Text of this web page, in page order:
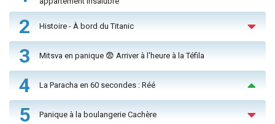
2 Histoire - À bord du Titanic
3 Mitsva en panique 😨 Arriver à l'heure à la Téfila
4 La Paracha en 60 secondes : Réé
5 Panique à la boulangerie Cachère